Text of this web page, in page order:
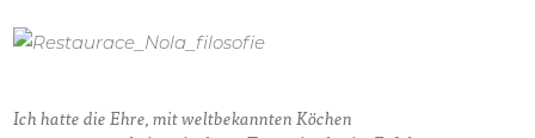
Ich hatte die Ehre, mit weltbekannten Köchen